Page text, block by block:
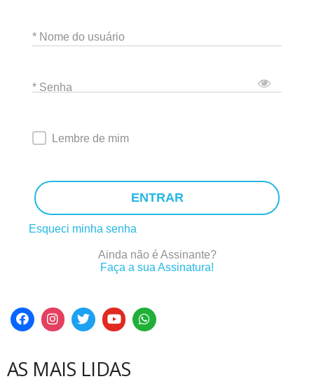
* Nome do usuário
* Senha
Lembre de mim
ENTRAR
Esqueci minha senha
Ainda não é Assinante?
Faça a sua Assinatura!
AS MAIS LIDAS